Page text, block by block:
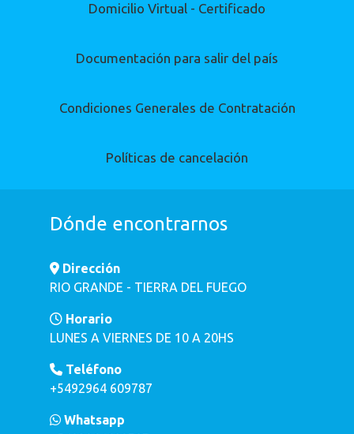
Domicilio Virtual - Certificado
Documentación para salir del país
Condiciones Generales de Contratación
Políticas de cancelación
Dónde encontrarnos
Dirección
RIO GRANDE - TIERRA DEL FUEGO
Horario
LUNES A VIERNES DE 10 A 20HS
Teléfono
+5492964 609787
Whatsapp